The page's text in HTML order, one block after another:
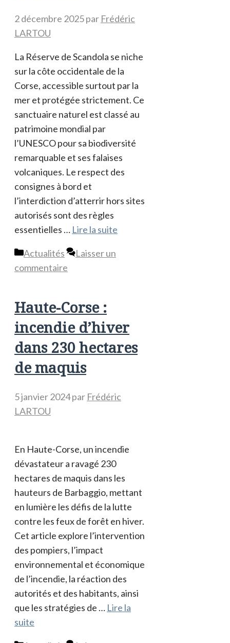
2 décembre 2025par Frédéric
LARTOU
La Réserve de Scandola se niche
sur la côte occidentale de la
Corse, accessible surtout par la
mer et protégée strictement. Ce
sanctuaire naturel est classé au
patrimoine mondial par
l’UNESCO pour sa biodiversité
remarquable et ses falaises
volcaniques. Le respect des
consignes à bord et
l’interdiction d’atterrir hors sites
autorisés sont des règles
essentielles … Lire la suite
Catégories
Actualités
Laisser un
commentaire
Haute-Corse :
incendie d’hiver
dans 230 hectares
de maquis
5 janvier 2024par Frédéric
LARTOU
En Haute-Corse, un incendie
dévastateur a ravagé 230
hectares de maquis dans les
hauteurs de Barbaggio, mettant
en lumière les défis de la lutte
contre les feux de forêt en hiver.
Cet article explore l’intervention
des pompiers, l’impact
environnemental et économique
de l’incendie, la réaction des
autorités et des habitants, ainsi
que les stratégies de … Lire la
suite